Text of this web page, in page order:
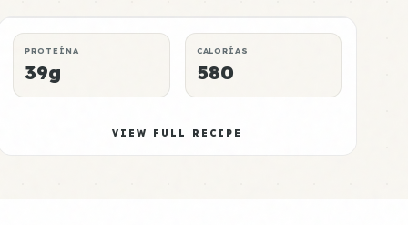
PROTEÍNA
39g
CALORÍAS
580
VIEW FULL RECIPE